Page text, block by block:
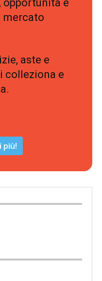
opportunità e
mercato
aste e
colleziona e
più!